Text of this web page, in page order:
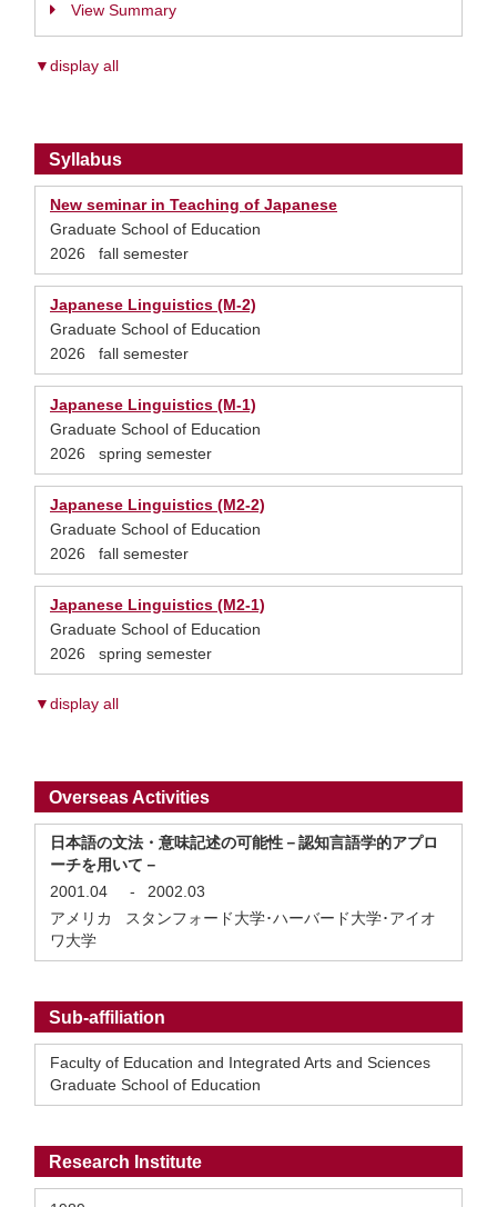
View Summary
▼display all
Syllabus
New seminar in Teaching of Japanese
Graduate School of Education
2026 fall semester
Japanese Linguistics (M-2)
Graduate School of Education
2026 fall semester
Japanese Linguistics (M-1)
Graduate School of Education
2026 spring semester
Japanese Linguistics (M2-2)
Graduate School of Education
2026 fall semester
Japanese Linguistics (M2-1)
Graduate School of Education
2026 spring semester
▼display all
Overseas Activities
日本語の文法・意味記述の可能性－認知言語学的アプロ
ーチを用いて－
2001.04
-
2002.03
アメリカ スタンフォード大学･ハーバード大学･アイオ
ワ大学
Sub-affiliation
Faculty of Education and Integrated Arts and Sciences
Graduate School of Education
Research Institute